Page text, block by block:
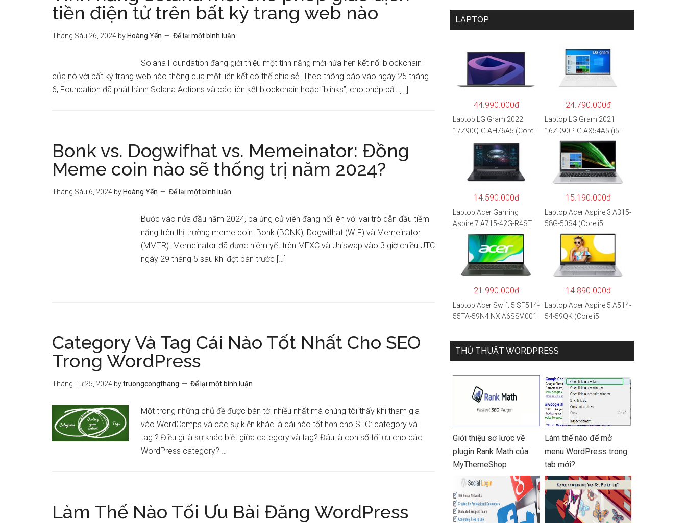
tiền điện tử trên bất kỳ trang web nào
Tháng Sáu 26, 2024 by Hoàng Yến Để lại một bình luận
Solana Foundation đang giới thiệu một tính năng mới hứa hẹn kết nối blockchain
của nó với bất kỳ trang web nào thông qua một liên kết có thể chia sẻ. Theo thông báo vào ngày 25 tháng
6, Foundation đã phát hành Solana Actions và các liên kết blockchain hoặc “blinks”, cho phép bất […]
Bonk vs. Dogwifhat vs. Memeinator: Đồng
Meme coin nào sẽ thống trị năm 2024?
Tháng Sáu 6, 2024 by Hoàng Yến Để lại một bình luận
Bước vào nửa đầu năm 2024, ba ứng cử viên đang nổi lên với vai trò dẫn đầu tiềm
năng trên thị trường meme coin: Bonk (BONK), Dogwifhat (WIF) và Memeinator
(MMTR). Memeinator đã được niêm yết trên MEXC và Uniswap vào 3 giờ chiều UTC
ngày 29 tháng 5 sau khi đợt bán trước […]
Category Và Tag Cái Nào Tốt Nhất Cho SEO
Trong WordPress
Tháng Tư 25, 2024 bytruongcongthang Để lại một bình luận
Một trong những chủ đề được bàn tới nhiều nhất mà chúng tôi thấy khi tham gia
vào WordCamps và các sự kiện khác là cái nào tốt hơn cho SEO: category và
tag ? Điều gì là sự khác biệt giữa category và tag? Đâu là con số tối ưu cho các
WordPress category? …
Làm Thế Nào Tối Ưu Bài Đăng WordPress
LAPTOP
44.990.000đ
Laptop LG Gram 2022
17Z90Q-G.AH76A5 (Core-
1260P/16GB/512GB/17″
WQXGA/Win 11/Xám)
24.790.000đ
Laptop LG Gram 2021
16ZD90P-G.AX54A5 (i5-
1135G7/8GB RAM/512GB
SSD/16″WQXGA/Dos/Trắ
14.590.000đ
Laptop Acer Gaming
Aspire 7 A715-42G-R4ST
NH.QAYSV.004 (R5
5500U/8GB RAM/256GB
SSD/15.6″FHD
IPS/GTX1650 4GB/Win10)
15.190.000đ
Laptop Acer Aspire 3 A315-
58G-50S4 (Core i5
1135G7/8GB
RAM/512GB/15.6″FHD/M
X350 2GB/Win 10/Bạc)
21.990.000đ
Laptop Acer Swift 5 SF514-
55TA-59N4 NX.A6SSV.001
SSD/14″FHD_Touch/Win1
0/Xanh) – Hàng chính
14.890.000đ
Laptop Acer Aspire 5 A514-
54-59QK (Core i5
11/Vàng)
THỦ THUẬT WORDPRESS
Giới thiệu sơ lược về
plugin Rank Math của
MyThemeShop
Làm thế nào để mở
menu WordPress trong
tab mới?